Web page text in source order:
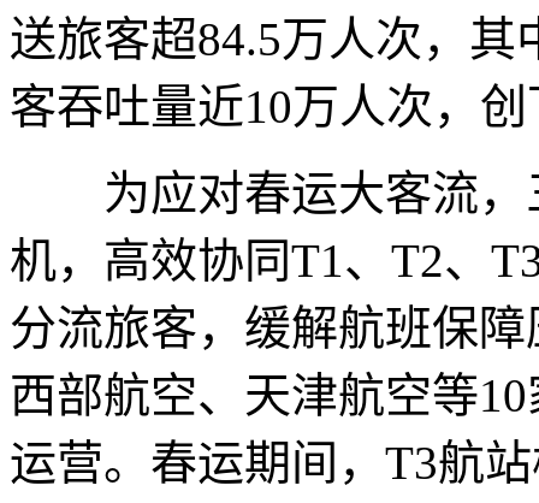
送旅客超84.5万人次，
客吞吐量近10万人次，
为应对春运大客流，
机，高效协同T1、T2、
分流旅客，缓解航班保
西部航空、天津航空等
运营。春运期间，T3航